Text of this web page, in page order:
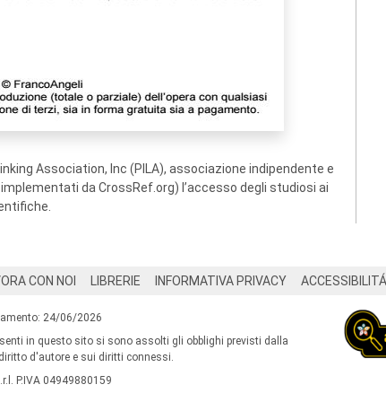
Association, Inc (PILA), associazione indipendente e
da CrossRef.org) l’accesso degli studiosi ai
CON NOI LIBRERIE INFORMATIVA PRIVACY ACCESSIBILITÁ
24/06/2026
in questo sito si sono assolti gli obblighi previsti dalla
d'autore e sui diritti connessi.
P.IVA 04949880159